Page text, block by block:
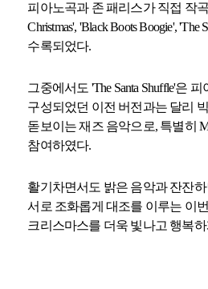
피아노곡과 존 패리스가 직접 작
Christmas', 'Black Boots Boogie', 'The
수록되었다.
그중에서도 'The Santa Shuffle'은
구성되었던 이전 버전과는 달리
돋보이는 재즈 음악으로, 특별히
참여하였다.
활기차면서도 밝은 음악과 잔잔
서로 조화롭게 대조를 이루는 이
크리스마스를 더욱 빛나고 행복